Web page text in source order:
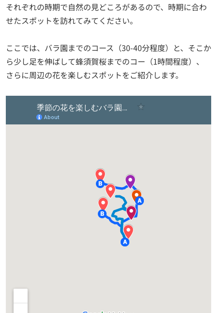
それぞれの時期で自然の見どころがあるので、時期に合わ
せたスポットを訪れてみてください。
ここでは、バラ園までのコース（30-40分程度）と、そこか
ら少し足を伸ばして蜂須賀桜までのコー（1時間程度）、
さらに周辺の花を楽しむスポットをご紹介します。